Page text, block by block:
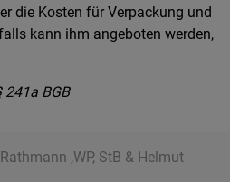
die Kosten für Verpackung und
kann ihm angeboten werden,
BGB
,WP, StB & Helmut